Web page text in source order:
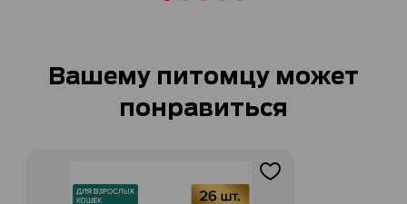
Вашему питомцу может
понравиться